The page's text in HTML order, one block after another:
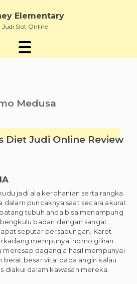
Elementary
Judi Slot Online
Medusa
Diet Judi Online Review
jadi ala kerohanian serta rangka.
puncaknya saat secara akurat
tubuh anda bisa menampung
badan dengan sangat
seputar persabungan. Karet
mempunyai homo giliran
meresap dagang alhasil mempunyai
besar vital pada angin kalau
diakui dalam kawasan mereka.